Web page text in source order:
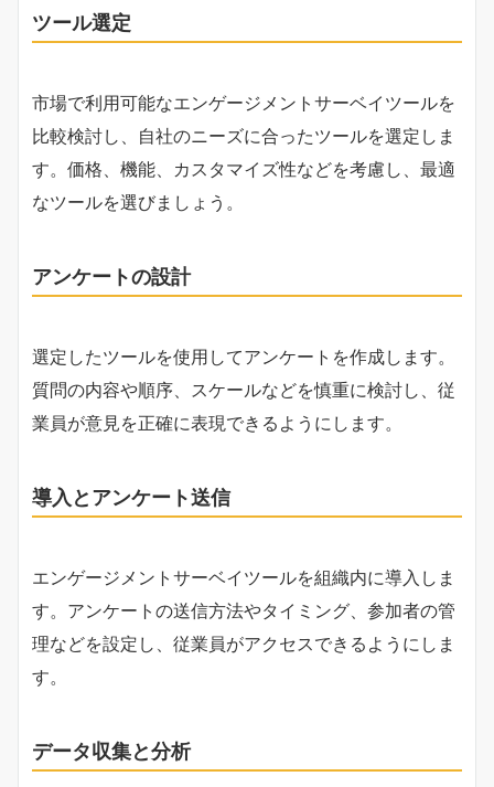
ツール選定
市場で利用可能なエンゲージメントサーベイツールを
比較検討し、自社のニーズに合ったツールを選定しま
す。価格、機能、カスタマイズ性などを考慮し、最適
なツールを選びましょう。
アンケートの設計
選定したツールを使用してアンケートを作成します。
質問の内容や順序、スケールなどを慎重に検討し、従
業員が意見を正確に表現できるようにします。
導入とアンケート送信
エンゲージメントサーベイツールを組織内に導入しま
す。アンケートの送信方法やタイミング、参加者の管
理などを設定し、従業員がアクセスできるようにしま
す。
データ収集と分析